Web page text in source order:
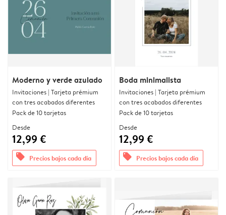
Moderno y verde azulado
Invitaciones | Tarjeta prémium
con tres acabados diferentes
Pack de 10 tarjetas
Desde
12,99 €
offers Precios bajos cada día
Boda minimalista
Invitaciones | Tarjeta prémium
con tres acabados diferentes
Pack de 10 tarjetas
Desde
12,99 €
offers Precios bajos cada día